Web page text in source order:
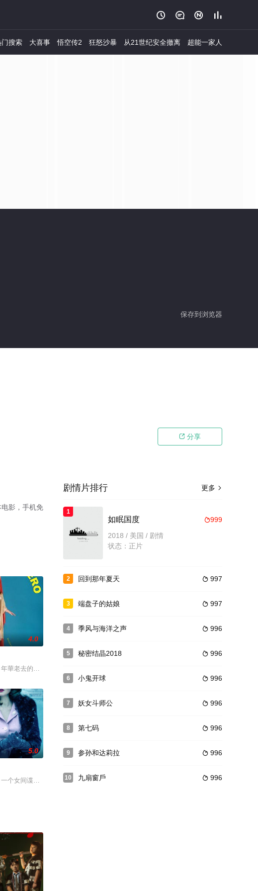
   
门搜索 大喜事 悟空传2 狂怒沙暴 从21世纪安全撤离 超能一家人
保存到浏览器
 分享
影，手机免
却发现自己在公司里的位置早已经被人替代。阿珍（恬妞 饰）和丈夫也决定移民加拿大
4.0
華老去的變裝皇后一針一線地繡著寂寞。一個動盪的夜裡，年輕帥氣的革命份子卡洛斯
趣，痊愈后决定与四人摄制队飞往各地，去访问不同
后，熟练掌控一切千门技巧，加上与靳能的女儿靳轻（梁咏琪）情投意合，17岁的他可
5.0
个女间谍，从一个理想主义的政客的身上窃取机密并爱上了他。
更多 
剧情片排行
1
999
如眠国度
2018 / 美国 / 剧情
状态：正片
2  997
回到那年夏天
3  997
端盘子的姑娘
4  996
季风与海洋之声
5  996
秘密结晶2018
6  996
小鬼开球
7  996
妖女斗师公
8  996
第七码
9  996
参孙和达莉拉
10  996
九扇窗戶